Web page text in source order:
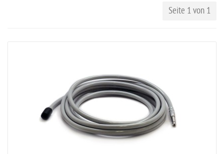
Seite 1 von 1